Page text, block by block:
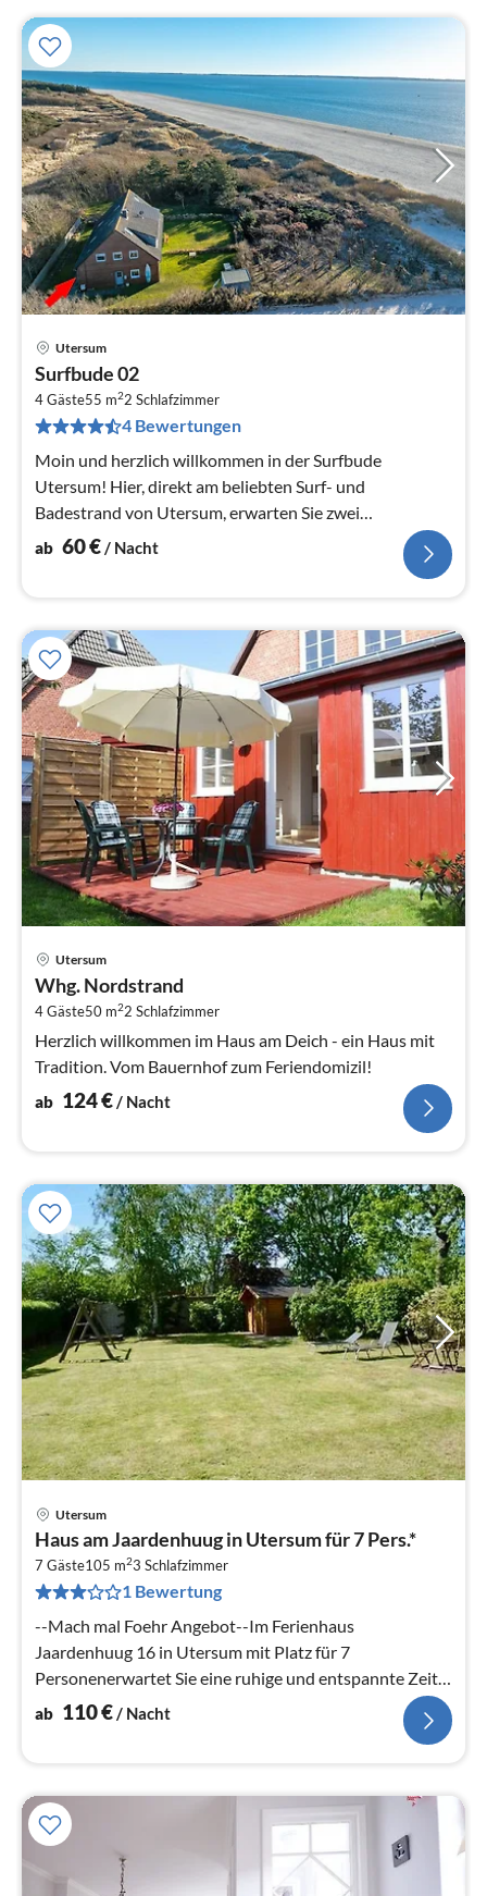
Utersum
Surfbude 02
4 Gäste55 m22 Schlafzimmer
4 Bewertungen
Moin und herzlich willkommen in der Surfbude
Utersum! Hier, direkt am beliebten Surf- und
Badestrand von Utersum, erwarten Sie zwei
fantastische Wohnungen, die perfekt für Surfer...
ab 60€ / Nacht
Utersum
Whg. Nordstrand
4 Gäste50 m22 Schlafzimmer
Herzlich willkommen im Haus am Deich - ein Haus mit
Tradition. Vom Bauernhof zum Feriendomizil!
ab 124€/ Nacht
Utersum
Haus am Jaardenhuug in Utersum für 7 Pers.*
7 Gäste105 m23 Schlafzimmer
1 Bewertung
--Mach mal Foehr Angebot--Im Ferienhaus
Jaardenhuug 16 in Utersum mit Platz für 7
Personenerwartet Sie eine ruhige und entspannte Zeit
in einem der schönsten Friesendörfer der...
ab 110€/ Nacht